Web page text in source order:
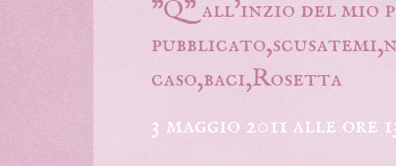
"Q" all'inzio del mio
caso,baci,Rosetta
3 maggio 2011 alle ore